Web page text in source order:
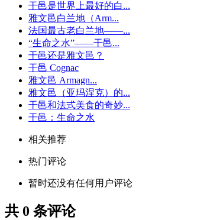
干邑是世界上最好的白...
雅文邑白兰地（Arm...
法国最古老白兰地——...
“生命之水”——干邑...
干邑还是雅文邑？
干邑 Cognac
雅文邑 Armagn...
雅文邑（亚玛涅克）的...
干邑和法式美食的奇妙...
干邑：生命之水
相关推荐
热门评论
暂时还没有任何用户评论
共 0 条评论